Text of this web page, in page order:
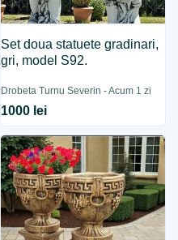
Set doua statuete gradinari,
gri, model S92.
Drobeta Turnu Severin - Acum 1 zi
1000 lei